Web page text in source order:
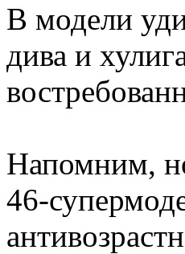
В модели
дива и
Напомним,
46-